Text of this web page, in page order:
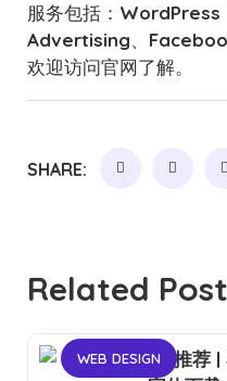
服务包括： WordPress
Advertising、
欢迎访问官网了解。
SHARE:
Related
WEB DESIGN